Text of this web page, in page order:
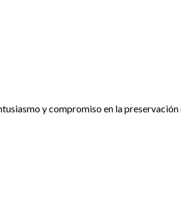
y compromiso en la